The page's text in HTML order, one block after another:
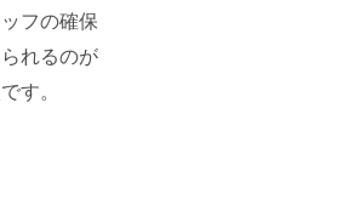
フの確保
れるのが
す。